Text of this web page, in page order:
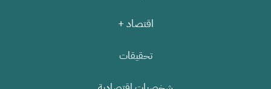
اقتصاد +
تحقيقات